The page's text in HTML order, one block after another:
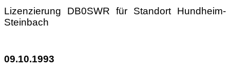
Lizenzierung DB0SWR für Standort Hundheim-
Steinbach
09.10.1993